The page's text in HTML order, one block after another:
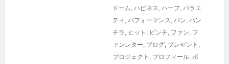
ドーム, ハピネス, ハーフ, バラエ
ティ , パフォーマンス, パン, パン
チラ , ヒット , ピンチ, ファン, フ
ァンレター, ブログ, プレゼント ,
プロジェクト , プロフィール, ボ